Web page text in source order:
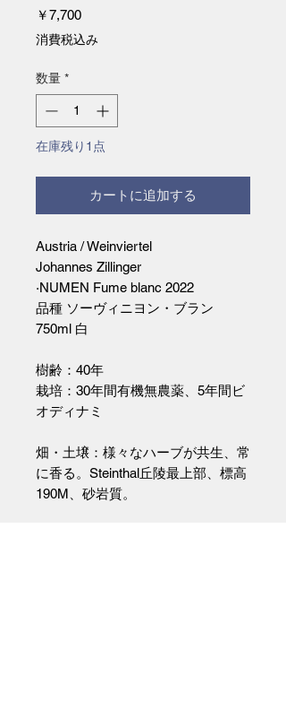
￥7,700価
格
消費税込み
数量 *
在庫残り1点
カートに追加する
Austria / Weinviertel
Johannes Zillinger
·NUMEN Fume blanc 2022
品種 ソーヴィニヨン・ブラン
750ml 白
樹齢：40年
栽培：30年間有機無農薬、5年間ビ
オディナミ
畑・土壌：様々なハーブが共生、常
に香る。Steinthal丘陵最上部、標高
190M、砂岩質。